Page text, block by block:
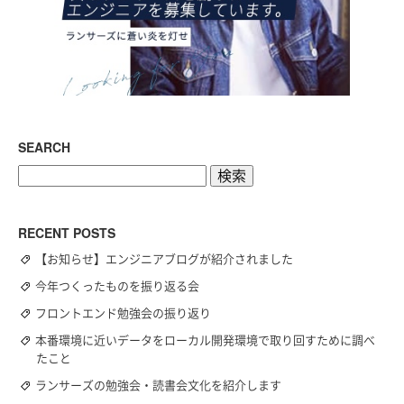
SEARCH
RECENT POSTS
【お知らせ】エンジニアブログが紹介されました
今年つくったものを振り返る会
フロントエンド勉強会の振り返り
本番環境に近いデータをローカル開発環境で取り回すために調べ
たこと
ランサーズの勉強会・読書会文化を紹介します